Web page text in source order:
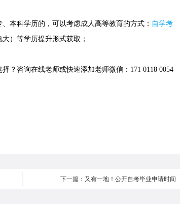
科学历的，可以考虑成人高等教育的方式： 自学考
）等学历提升形式获取；
择？咨询在线老师或快速添加老师微信：171 0118 0054
下一篇：又有一地！公开自考毕业申请时间